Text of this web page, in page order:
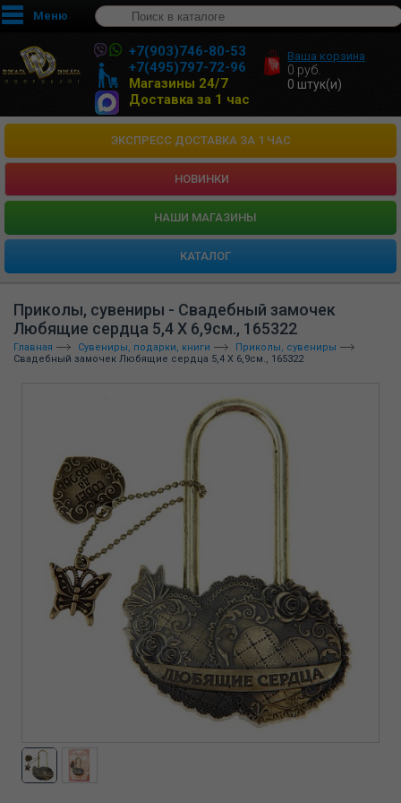
Меню
+7(903)746-80-53
+7(495)797-72-96
Магазины 24/7
Доставка за 1 час
Ваша корзина
0 руб.
0 штук(и)
ЭКСПРЕСС ДОСТАВКА ЗА 1 ЧАС
НОВИНКИ
HАШИ МАГАЗИНЫ
КАТАЛОГ
Приколы, сувениры - Свадебный замочек
Любящие сердца 5,4 Х 6,9см., 165322
Главная Сувениры, подарки, книги
Приколы, сувениры
Свадебный замочек Любящие сердца 5,4 Х 6,9см., 165322